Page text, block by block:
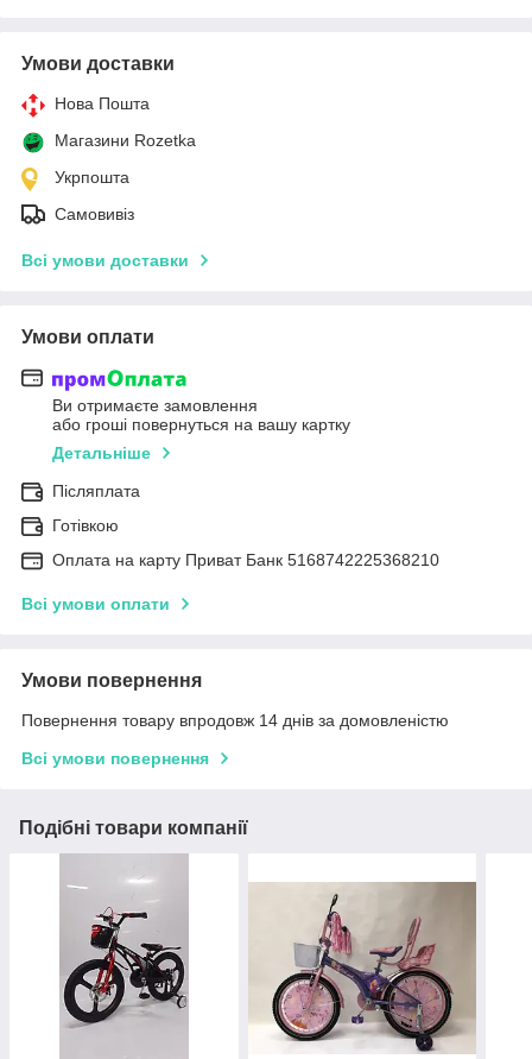
Умови доставки
Нова Пошта
Магазини Rozetka
Укрпошта
Самовивіз
Всі умови доставки
Умови оплати
Ви отримаєте замовлення
або гроші повернуться на вашу картку
Детальніше
Післяплата
Готівкою
Оплата на карту Приват Банк 5168742225368210
Всі умови оплати
Умови повернення
Повернення товару впродовж 14 днів за домовленістю
Всі умови повернення
Подібні товари компанії